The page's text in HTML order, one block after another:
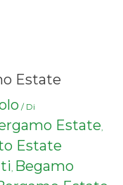
Estate
/ Di
Estate,
Estate
, Begamo